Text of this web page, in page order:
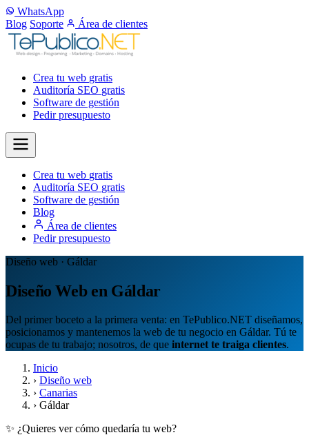
WhatsApp
Blog Soporte Área de clientes
Crea tu web gratis
Auditoría SEO gratis
Software de gestión
Pedir presupuesto
Crea tu web gratis
Auditoría SEO gratis
Software de gestión
Blog
Área de clientes
Pedir presupuesto
Diseño web · Gáldar
Diseño Web en Gáldar
Del primer boceto a la primera venta: en TePublico.NET diseñamos,
posicionamos y mantenemos la web de tu negocio en Gáldar. Tú te
ocupas de tu trabajo; nosotros, de que internet te traiga clientes.
Inicio
› Diseño web
› Canarias
› Gáldar
✨ ¿Quieres ver cómo quedaría tu web?